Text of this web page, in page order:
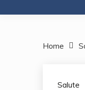
Home
Salute